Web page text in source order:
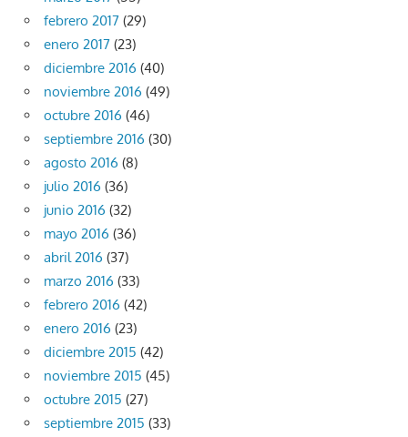
febrero 2017 (29)
enero 2017 (23)
diciembre 2016 (40)
noviembre 2016 (49)
octubre 2016 (46)
septiembre 2016 (30)
agosto 2016 (8)
julio 2016 (36)
junio 2016 (32)
mayo 2016 (36)
abril 2016 (37)
marzo 2016 (33)
febrero 2016 (42)
enero 2016 (23)
diciembre 2015 (42)
noviembre 2015 (45)
octubre 2015 (27)
septiembre 2015 (33)